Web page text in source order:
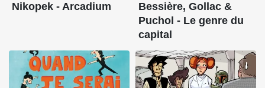
Nikopek - Arcadium
Bessière, Gollac &
Puchol - Le genre du
capital